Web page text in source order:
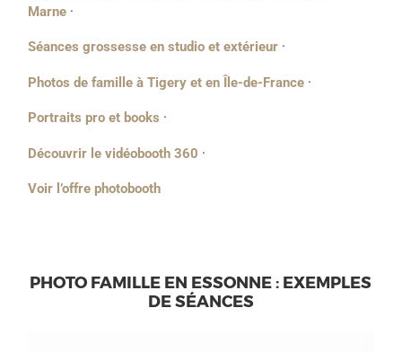
Marne ·
Séances grossesse en studio et extérieur ·
Photos de famille à Tigery et en Île-de-France ·
Portraits pro et books ·
Découvrir le vidéobooth 360 ·
Voir l’offre photobooth
PHOTO FAMILLE EN ESSONNE : EXEMPLES
DE SÉANCES